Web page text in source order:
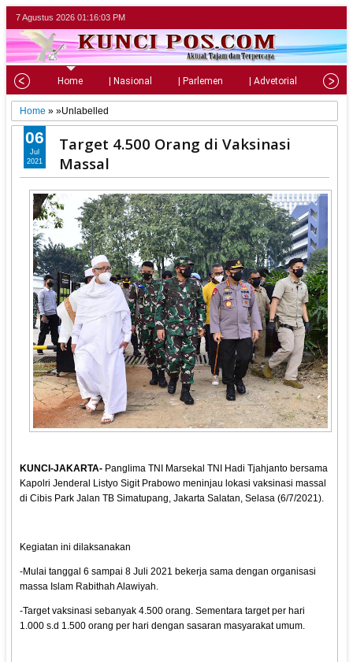
7 Agustus 2026 01:16:05 PM
Home | Nasional | Parlemen | Advetorial |
Home » »Unlabelled
Target 4.500 Orang di Vaksinasi
Massal
KUNCI-JAKARTA- Panglima TNI Marsekal TNI Hadi Tjahjanto bersama
Kapolri Jenderal Listyo Sigit Prabowo meninjau lokasi vaksinasi massal
di Cibis Park Jalan TB Simatupang, Jakarta Salatan, Selasa (6/7/2021).
Kegiatan ini dilaksanakan
-Mulai tanggal 6 sampai 8 Juli 2021 bekerja sama dengan organisasi
massa Islam Rabithah Alawiyah.
-Target vaksinasi sebanyak 4.500 orang. Sementara target per hari
1.000 s.d 1.500 orang per hari dengan sasaran masyarakat umum.
06
Jul
2021